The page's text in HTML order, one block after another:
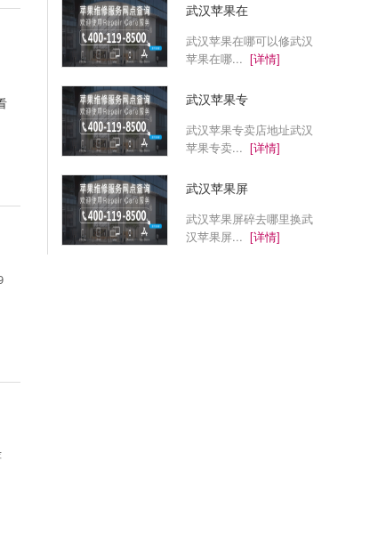
武汉苹果在
武汉苹果在哪可以修武汉
苹果在哪... [详情]
武汉苹果专
武汉苹果专卖店地址武汉
苹果专卖... [详情]
武汉苹果屏
武汉苹果屏碎去哪里换武
汉苹果屏... [详情]